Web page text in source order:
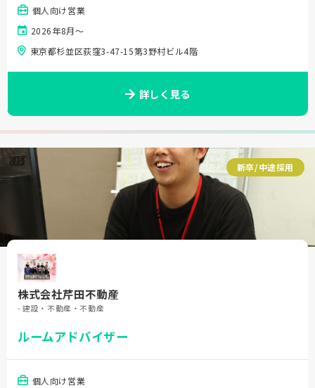
個人向け営業
2026年8月〜
東京都杉並区荻窪3-47-15第3野村ビル4階
詳しく見る
新卒/中途採用
株式会社芹田不動産
- 建設・不動産・不動産
ルームアドバイザー
個人向け営業